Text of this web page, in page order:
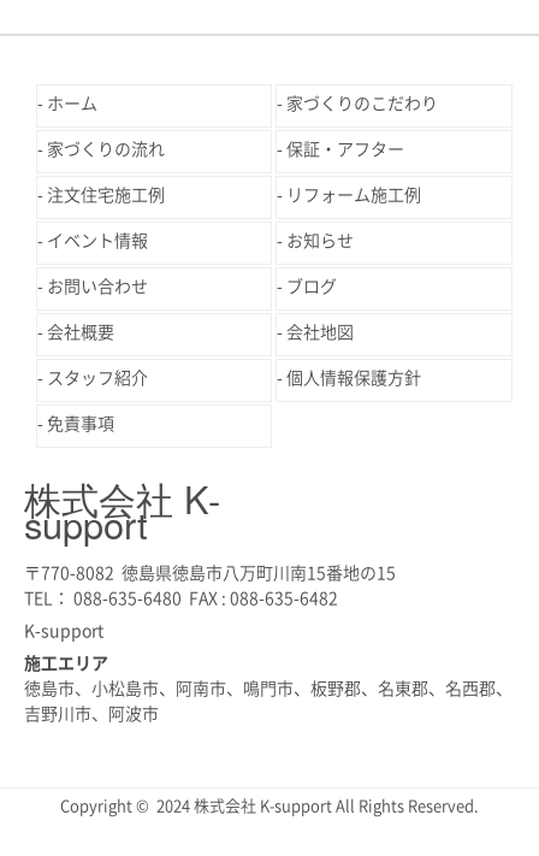
ホーム 家づくりのこだわり
家づくりの流れ 保証・アフター
注文住宅施工例 リフォーム施工例
イベント情報 お知らせ
お問い合わせ ブログ
会社概要 会社地図
スタッフ紹介 個人情報保護方針
免責事項
株式会社 K-
support
〒770-8082 徳島県徳島市八万町川南15番地の15
TEL： 088-635-6480 FAX : 088-635-6482
K-support
施工エリア
徳島市、小松島市、阿南市、鳴門市、板野郡、名東郡、名西郡、
吉野川市、阿波市
Copyright © 2024 株式会社 K-support All Rights Reserved.